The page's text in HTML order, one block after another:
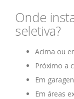
Onde
seletiva?
Acima ou
Próximo a
Em
Em áreas